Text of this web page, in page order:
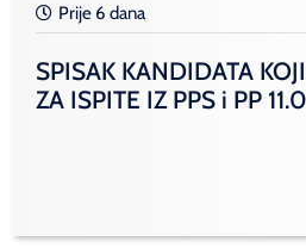
Prije 6 dana
SPISAK KANDIDATA
ZA ISPITE IZ PPS i PP